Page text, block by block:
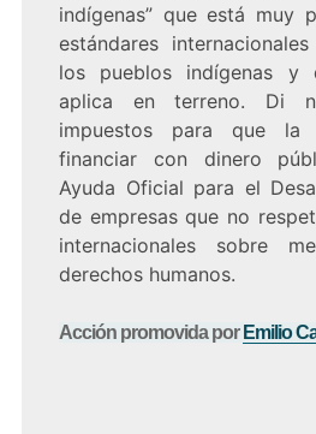
indígenas” que está muy
estándares
los pueblos indígenas y
aplica en terreno. Di
impuestos para que la
financiar con dinero
Ayuda Oficial para el
de empresas que no
internacionales sobre
derechos humanos.
Acción promovida por Emilio